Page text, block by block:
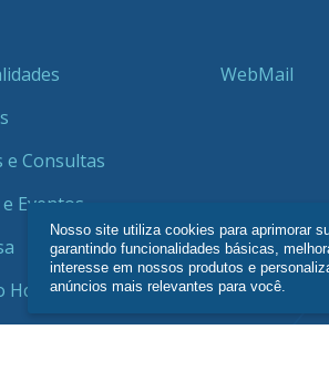
e Consultas
Eventos
WebMail
Nosso site utiliza cookies para aprimorar
garantindo funcionalidades básicas,
interesse em nossos produtos e
anúncios mais relevantes para você.